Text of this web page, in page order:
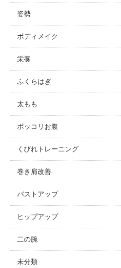
姿勢
ボディメイク
栄養
ふくらはぎ
太もも
ポッコリお腹
くびれトレーニング
巻き肩改善
バストアップ
ヒップアップ
二の腕
未分類